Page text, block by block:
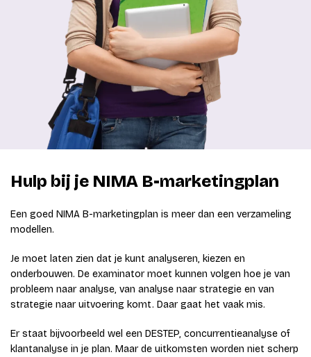
Hulp bij je NIMA B-marketingplan
Een goed NIMA B-marketingplan is meer dan een verzameling
modellen.
Je moet laten zien dat je kunt analyseren, kiezen en
onderbouwen. De examinator moet kunnen volgen hoe je van
probleem naar analyse, van analyse naar strategie en van
strategie naar uitvoering komt. Daar gaat het vaak mis.
Er staat bijvoorbeeld wel een DESTEP, concurrentieanalyse of
klantanalyse in je plan. Maar de uitkomsten worden niet scherp